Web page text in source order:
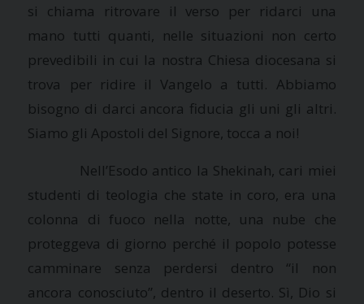
si chiama ritrovare il verso per ridarci una
mano tutti quanti, nelle situazioni non certo
prevedibili in cui la nostra Chiesa diocesana si
trova per ridire il Vangelo a tutti. Abbiamo
bisogno di darci ancora fiducia gli uni gli altri.
Siamo gli Apostoli del Signore, tocca a noi!
Nell’Esodo antico la Shekinah, cari miei
studenti di teologia che state in coro, era una
colonna di fuoco nella notte, una nube che
proteggeva di giorno perché il popolo potesse
camminare senza perdersi dentro “il non
ancora conosciuto”, dentro il deserto. Sì, Dio si